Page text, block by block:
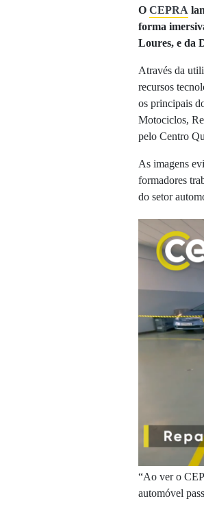
O CEPRA
forma
Loures, e da
Através da
recursos
os principais
Motociclos,
pelo Centro
As imagens
formadores
do setor
“Ao ver o
automóvel